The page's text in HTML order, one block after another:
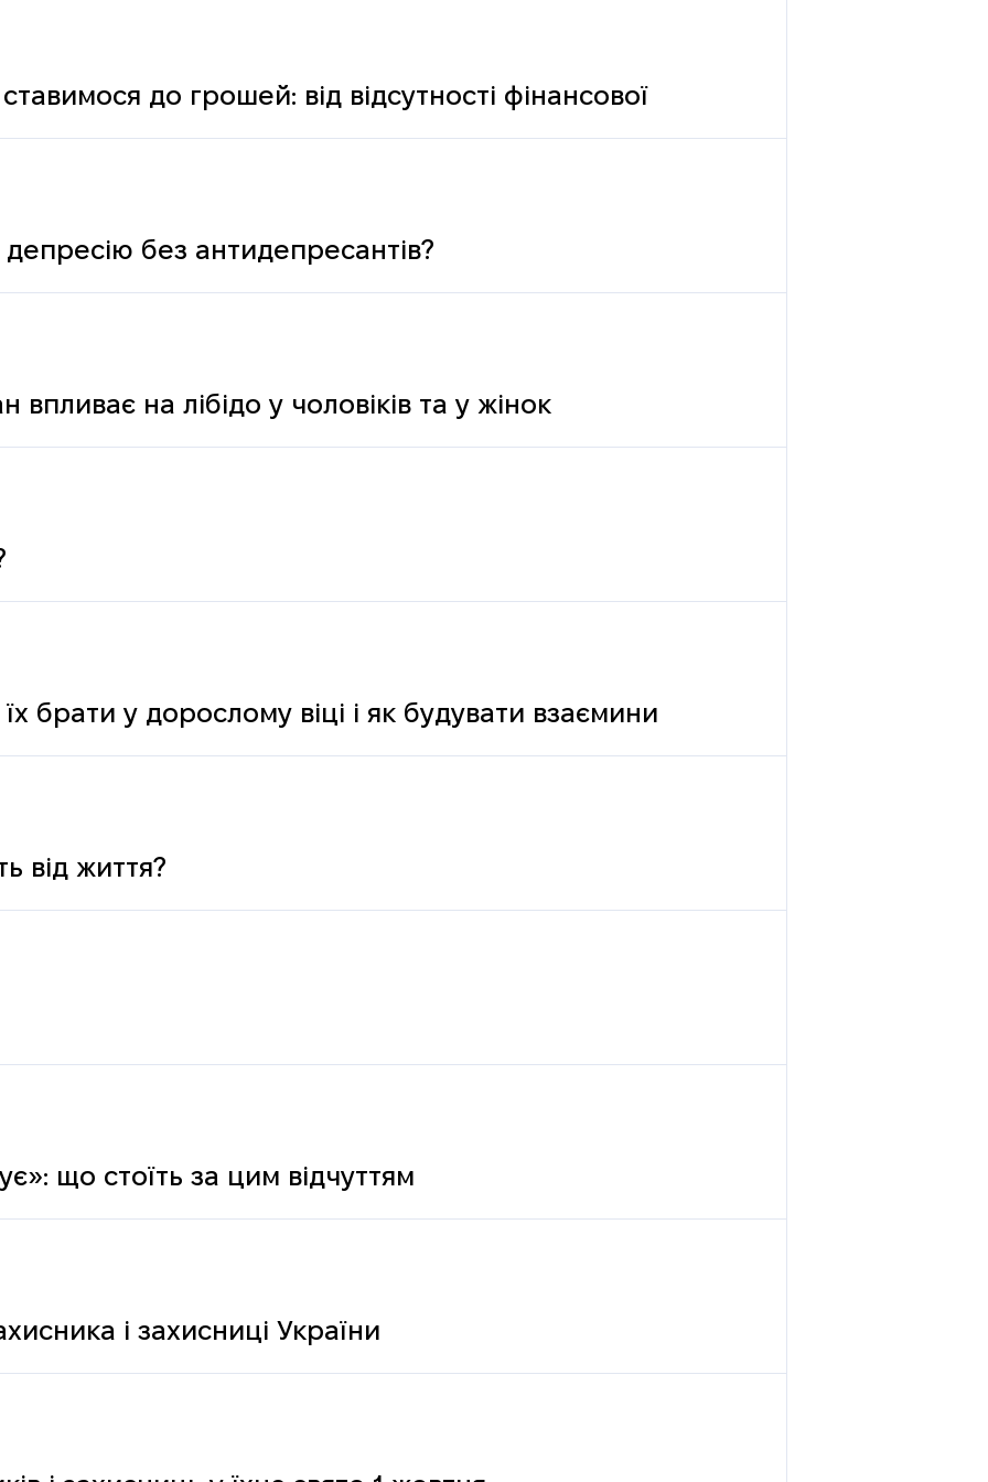
до грошей: від відсутності фінансової
і психічних причин
без антидепресантів?
впливає на лібідо у чоловіків та у жінок
брати у дорослому віці і як будувати взаємини
від життя?
що стоїть за цим відчуттям
і захисниці України